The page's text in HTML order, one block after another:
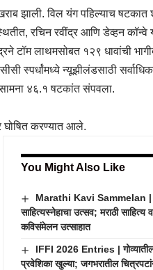
झाली. विल यंग पहिल्याच षटकात
रचिन रवींद्र आणि डेव्हन कॉन्वे
टॉम लाथमसोबत १२९ धावांची
न्यूझीलंडसाठी
४६.१ षटकांत संपवला.
घोषित करण्यात आले.
You Might Also Like
Marathi Kavi Sammelan |
साहित्यस्नेहाचा उत्सव; मराठी
कविसंमेलन उत्साहात
IFFI 2026 Entries | गोव्यातील
प्रवेशिका खुल्या; जगभरातील